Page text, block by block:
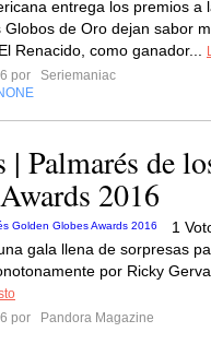
entrega los premios a
Globos de Oro dejan sabor
Renacido, como ganador...
por
Seriemaniac
| Palmarés de
2016
1
gala llena de sorpresas
por Ricky
por
Pandora Magazine